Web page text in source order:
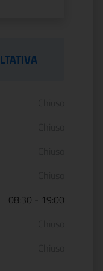
08:30 19:00